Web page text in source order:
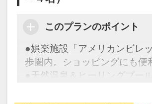
31日
インターネットコース番号：
さい。
【連泊するとお得】連泊割引
す
連泊の場合、
２泊目より１泊につきおひと
このプランのポイント
●娯楽施設「アメリカンビレ
歩圏内。ショッピングにも便
●天然温泉＆ヒーリングプー